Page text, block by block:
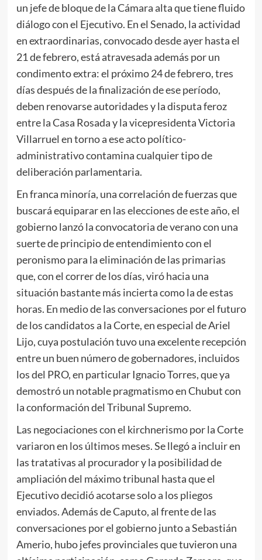
un jefe de bloque de la Cámara alta que tiene fluido
diálogo con el Ejecutivo. En el Senado, la actividad
en extraordinarias, convocado desde ayer hasta el
21 de febrero, está atravesada además por un
condimento extra: el próximo 24 de febrero, tres
días después de la finalización de ese período,
deben renovarse autoridades y la disputa feroz
entre la Casa Rosada y la vicepresidenta Victoria
Villarruel en torno a ese acto político-
administrativo contamina cualquier tipo de
deliberación parlamentaria.
En franca minoría, una correlación de fuerzas que
buscará equiparar en las elecciones de este año, el
gobierno lanzó la convocatoria de verano con una
suerte de principio de entendimiento con el
peronismo para la eliminación de las primarias
que, con el correr de los días, viró hacia una
situación bastante más incierta como la de estas
horas. En medio de las conversaciones por el futuro
de los candidatos a la Corte, en especial de Ariel
Lijo, cuya postulación tuvo una excelente recepción
entre un buen número de gobernadores, incluidos
los del PRO, en particular Ignacio Torres, que ya
demostró un notable pragmatismo en Chubut con
la conformación del Tribunal Supremo.
Las negociaciones con el kirchnerismo por la Corte
variaron en los últimos meses. Se llegó a incluir en
las tratativas al procurador y la posibilidad de
ampliación del máximo tribunal hasta que el
Ejecutivo decidió acotarse solo a los pliegos
enviados. Además de Caputo, al frente de las
conversaciones por el gobierno junto a Sebastián
Amerio, hubo jefes provinciales que tuvieron una